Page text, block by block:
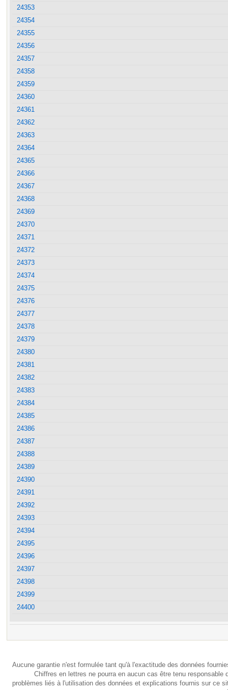
24353
24354
24355
24356
24357
24358
24359
24360
24361
24362
24363
24364
24365
24366
24367
24368
24369
24370
24371
24372
24373
24374
24375
24376
24377
24378
24379
24380
24381
24382
24383
24384
24385
24386
24387
24388
24389
24390
24391
24392
24393
24394
24395
24396
24397
24398
24399
24400
Aucune garantie n'est formulée tant qu'à l'exactitude des données
Chiffres en lettres ne pourra en aucun cas être tenu responsable
problèmes liés à l'utilisation des données et explications fournis sur ce